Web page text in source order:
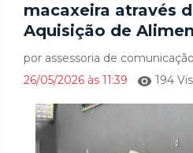
macaxeira através
Aquisição de
por assessoria de
26/05/2026 às 11:39
194